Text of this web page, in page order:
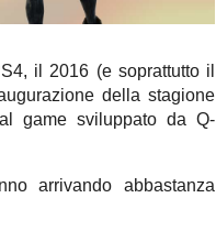
il 2016 (e soprattutto il
della stagione
game sviluppato da Q-
arrivando abbastanza